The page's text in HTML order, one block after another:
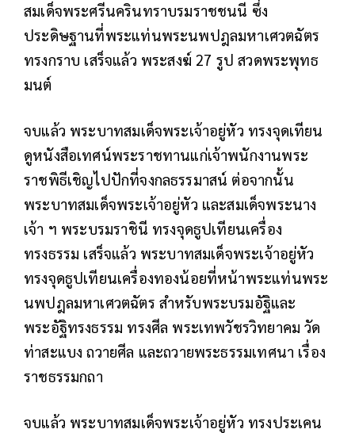
สมเด็จพระศรีนครินทราบรมราชชนนี ซึ่ง
ประดิษฐานที่พระแท่นพระนพปฎลมหาเศวตฉัตร
ทรงกราบ เสร็จแล้ว พระสงฆ์ 27 รูป สวดพระพุทธ
มนต์
จบแล้ว พระบาทสมเด็จพระเจ้าอยู่หัว ทรงจุดเทียน
ดูหนังสือเทศน์พระราชทานแก่เจ้าพนักงานพระ
ราชพิธีเชิญไปปักที่จงกลธรรมาสน์ ต่อจากนั้น
พระบาทสมเด็จพระเจ้าอยู่หัว และสมเด็จพระนาง
เจ้า ฯ พระบรมราชินี ทรงจุดธูปเทียนเครื่อง
ทรงธรรม เสร็จแล้ว พระบาทสมเด็จพระเจ้าอยู่หัว
ทรงจุดธูปเทียนเครื่องทองน้อยที่หน้าพระแท่นพระ
นพปฎลมหาเศวตฉัตร สำหรับพระบรมอัฐิและ
พระอัฐิทรงธรรม ทรงศีล พระเทพวัชรวิทยาคม วัด
ท่าสะแบง ถวายศีล และถวายพระธรรมเทศนา เรื่อง
ราชธรรมกถา
จบแล้ว พระบาทสมเด็จพระเจ้าอยู่หัว ทรงประเคน